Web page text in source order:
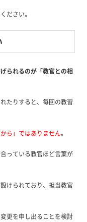
ださい。
られるのが「教官との相
たりすると、毎回の教習
ら」ではありません。
っている教官ほど言葉が
けられており、担当教官
更を申し出ることを検討